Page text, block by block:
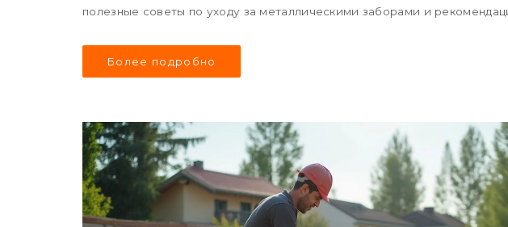
полезные советы по уходу за металлическими заборами и
Более подробно